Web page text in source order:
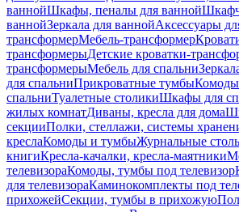
ваннойШкафы, пеналы для ванной
ваннойЗеркала для ваннойАксессуары
трансформерМебель-трансформер
трансформерыДетские кроватки-
трансформерыМебель для спальни
для спальниПрикроватные тумбы
спальниТуалетные столикиШкафы для
жилых комнатДиваны, кресла для дома
секцииПолки, стеллажи, системы
креслаКомоды и тумбыЖурнальные
книгиКресла-качалки, кресла-маятники
телевизораКомоды, тумбы под телевизор
для телевизораКаминокомплекты под
прихожейСекции, тумбы в прихожую